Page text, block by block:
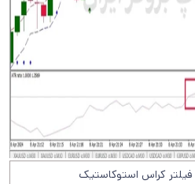
کراس استوکاستیک